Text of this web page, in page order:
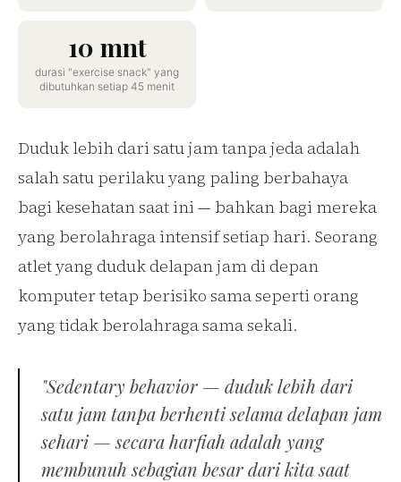
10 mnt
durasi "exercise snack" yang
dibutuhkan setiap 45 menit
Duduk lebih dari satu jam tanpa jeda adalah
salah satu perilaku yang paling berbahaya
bagi kesehatan saat ini — bahkan bagi mereka
yang berolahraga intensif setiap hari. Seorang
atlet yang duduk delapan jam di depan
komputer tetap berisiko sama seperti orang
yang tidak berolahraga sama sekali.
"Sedentary behavior — duduk lebih dari
satu jam tanpa berhenti selama delapan jam
sehari — secara harfiah adalah yang
membunuh sebagian besar dari kita saat